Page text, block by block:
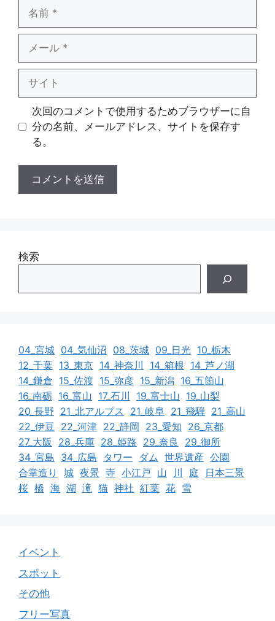
ル
次回のコメントで使用するためブラウザーに自
分の名前、メールアドレス、サイトを保存す
る。
検索
04_宮城 04_気仙沼 08_茨城 09_日光 10_栃木
12_千葉 13_東京 14_神奈川 14_箱根 14_芦ノ湖
14_鎌倉 15_佐渡 15_弥彦 15_新潟 16_五箇山
16_南砺 16_富山 17_石川 19_富士山 19_山梨
20_長野 21_北アルプス 21_岐阜 21_飛騨 21_高山
22_伊豆 22_河津 22_静岡 23_愛知 26_京都
27_大阪
28_兵庫 28_姫路 29_奈良
29_御所
34_宮島 34_広島 タワー ダム 世界遺産 公園
合掌造り
城 夜景 寺 小江戸 山 川 庭
日本三景
桜 橋 海 湖 滝 猫 神社 紅葉 花 雪
イベント
スポット
その他
フリー写真